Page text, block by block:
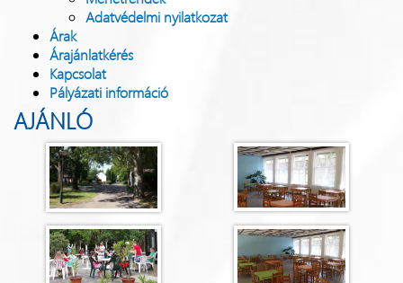
Adatvédelmi nyilatkozat
Árak
Árajánlatkérés
Kapcsolat
Pályázati információ
AJÁNLÓ